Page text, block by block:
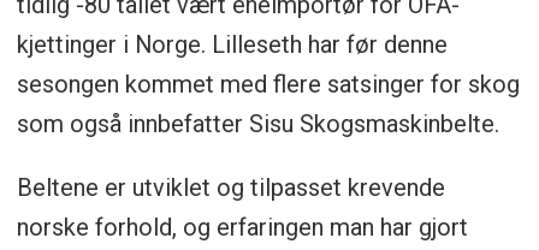
kjettinger i Norge. Lilleseth har før denne
sesongen kommet med flere satsinger for skog
som også innbefatter Sisu Skogsmaskinbelte.
Beltene er utviklet og tilpasset krevende
norske forhold, og erfaringen man har gjort